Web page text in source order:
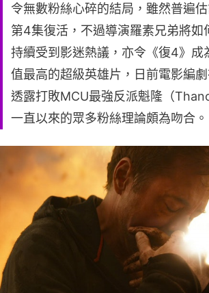
令無數粉絲心碎的結局，雖然普遍
第4集復活，不過導演羅素兄弟將如
持續受到影迷熱議，亦令《復4》成
值最高的超級英雄片，日前電影編
透露打敗MCU最強反派魁隆（
一直以來的眾多粉絲理論頗為吻合。